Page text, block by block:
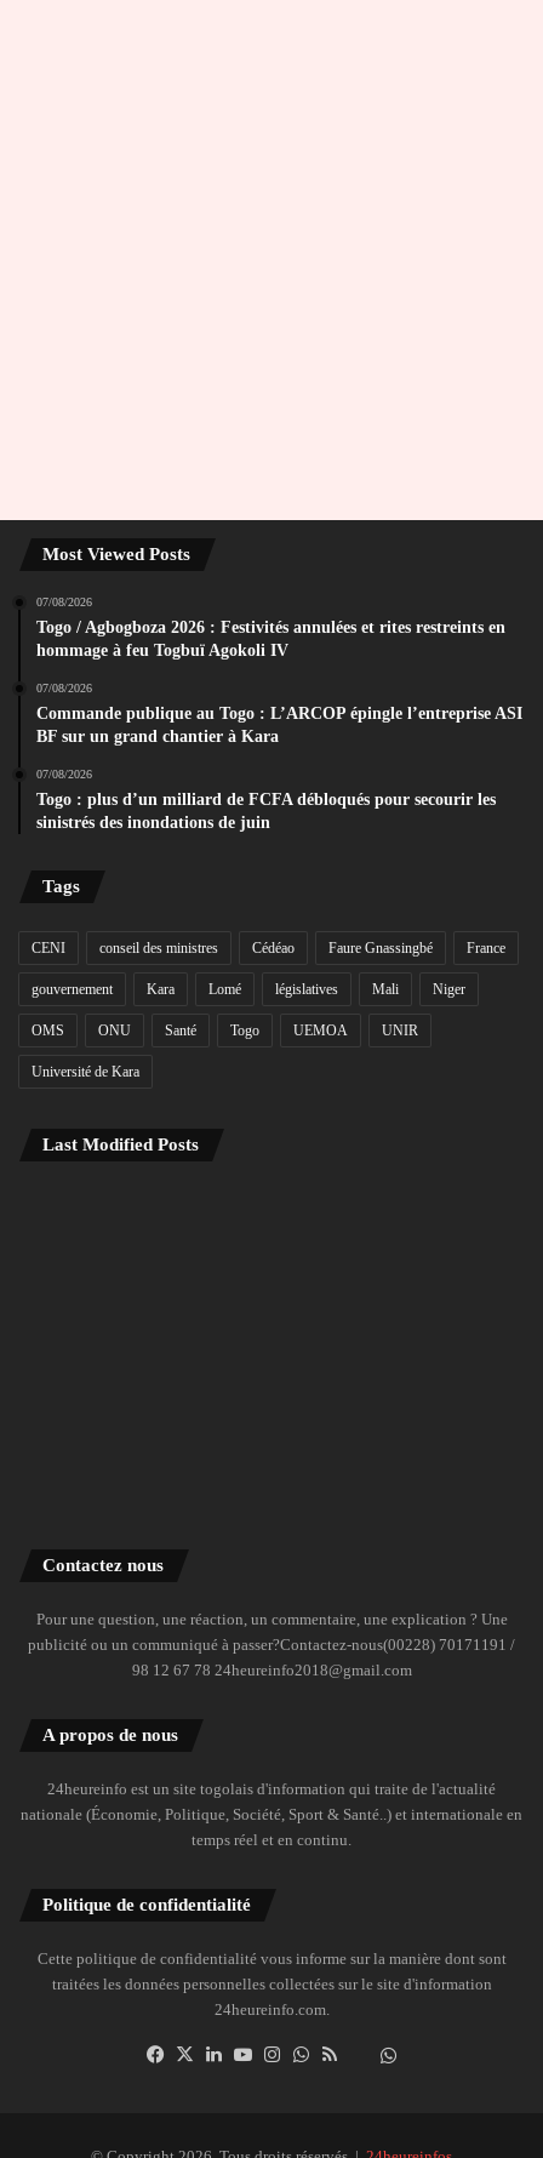
Most Viewed Posts
07/08/2026
Togo / Agbogboza 2026 : Festivités annulées et rites restreints en
hommage à feu Togbuï Agokoli IV
07/08/2026
Commande publique au Togo : L’ARCOP épingle l’entreprise ASI
BF sur un grand chantier à Kara
07/08/2026
Togo : plus d’un milliard de FCFA débloqués pour secourir les
sinistrés des inondations de juin
Tags
CENI conseil des ministres Cédéao Faure Gnassingbé France
gouvernement Kara Lomé législatives Mali Niger
OMS ONU Santé Togo UEMOA UNIR
Université de Kara
Last Modified Posts
Contactez nous
Pour une question, une réaction, un commentaire, une explication ? Une
publicité ou un communiqué à passer?Contactez-nous(00228) 70171191 /
98 12 67 78 24heureinfo2018@gmail.com
A propos de nous
24heureinfo est un site togolais d'information qui traite de l'actualité
nationale (Économie, Politique, Société, Sport & Santé..) et internationale en
temps réel et en continu.
Politique de confidentialité
Cette politique de confidentialité vous informe sur la manière dont sont
traitées les données personnelles collectées sur le site d'information
24heureinfo.com.
Facebook
X LinkedinYouTubeInstagramWhatsAppDailymotion